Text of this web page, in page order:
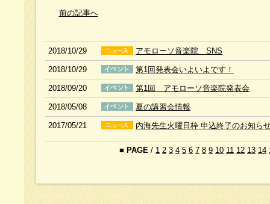
前の記事へ
2018/10/29 アモローソ音楽院 SNS
2018/10/29 第1回発表会いよいよです！
2018/09/20 第1回 アモローソ音楽院発表会
2018/05/08 夏の講習会情報
2017/05/21 内海先生火曜日枠 申込終了のお知ら
■ PAGE / 1 2 3 4 5 6 7 8 9 10 11 12 13 14